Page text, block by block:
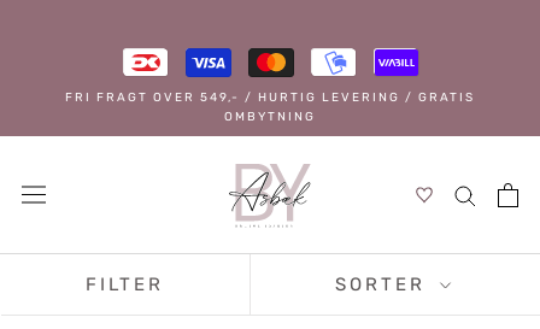
FRI FRAGT OVER 549,- / HURTIG LEVERING / GRATIS
OMBYTNING
FILTER SORTER